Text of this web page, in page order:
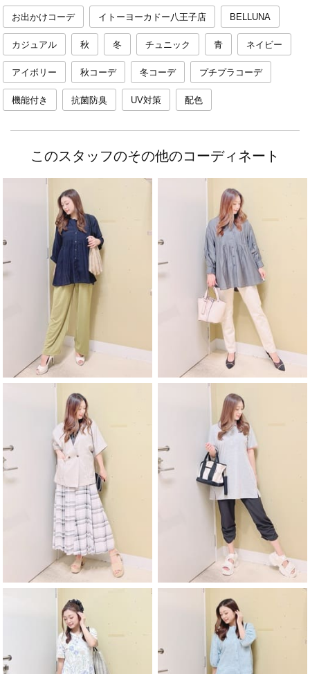
お出かけコーデ イトーヨーカドー八王子店 BELLUNA
カジュアル 秋 冬 チュニック 青 ネイビー
アイボリー 秋コーデ 冬コーデ プチプラコーデ
機能付き 抗菌防臭 UV対策 配色
このスタッフのその他のコーディネート